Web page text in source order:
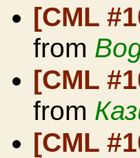
[CML
from
[CML
from
[CML